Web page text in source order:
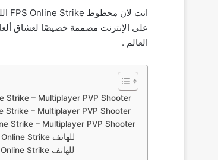
العالم .
صور من لعبة FPS Online Strike – Multiplayer PVP Shooter‏
مميزات لعبة FPS Online Strike – Multiplayer PVP Shooter‏
معلومات لعبة FPS Online Strike – Multiplayer PVP Shooter‏
تنزيل لعبة الحروب FPS Online Strike للهاتف
تنزيل لعبة الحروب FPS Online Strike للهاتف